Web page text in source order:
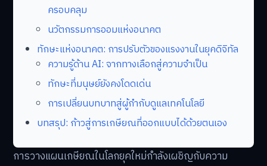
ครอบคลุม
นวัตกรรมการออมแห่งอนาคต
ทักษะแห่งอนาคต: การปรับตัวของแรงงานในยุคดิจิทัล
ความรู้ด้าน AI: จากทางเลือกสู่ความจำเป็น
ทักษะที่มนุษย์ยังคงโดดเด่น
การเปลี่ยนบทบาทสู่ผู้กำกับดูแลเทคโนโลยี
บทสรุป: ก้าวสู่การเกษียณที่ออกแบบได้ด้วยตนเอง
การวางแผนเกษียณในโลกยุคใหม่กำลังเผชิญกับความ